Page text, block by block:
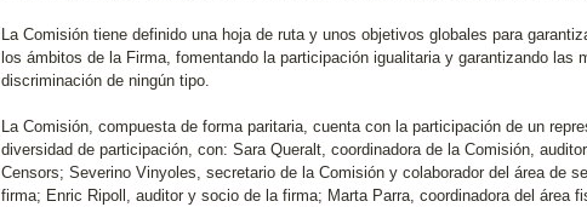
La Comisión tiene definido una hoja de ruta y unos objetivos globales para
los ámbitos de la Firma, fomentando la participación igualitaria y garantizando
discriminación de ningún tipo.
La Comisión, compuesta de forma paritaria, cuenta con la participación de un
diversidad de participación, con: Sara Queralt, coordinadora de la Comisión,
Censors; Severino Vinyoles, secretario de la Comisión y colaborador del área de
firma; Enric Ripoll, auditor y socio de la firma; Marta Parra, coordinadora del área